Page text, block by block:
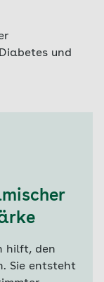
und
hilft, den
Sie entsteht